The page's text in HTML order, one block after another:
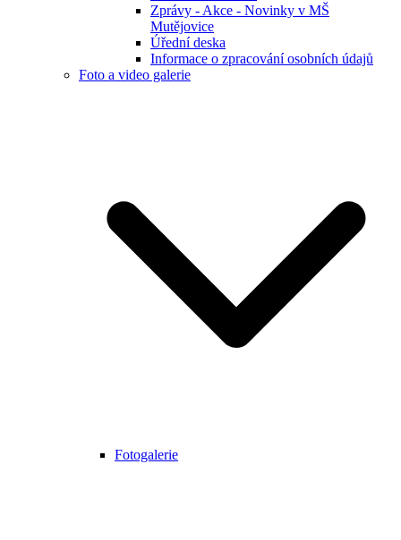
Zprávy - Akce - Novinky v MŠ
Mutějovice
Úřední deska
Informace o zpracování osobních údajů
Foto a video galerie
Fotogalerie